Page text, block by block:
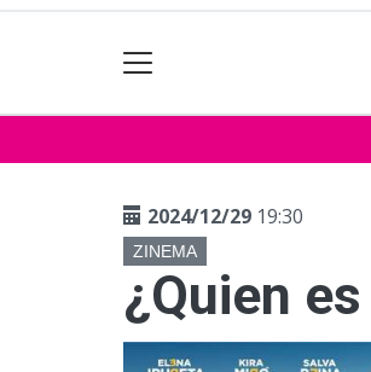
2024/12/29 19:30
ZINEMA
¿Quien